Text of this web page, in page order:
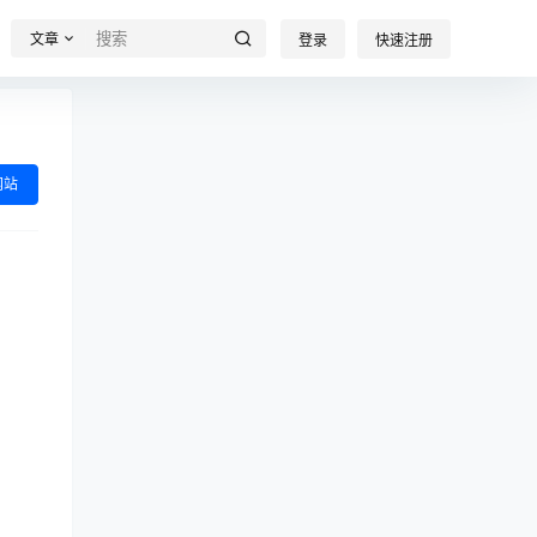
文章 登录 快速注册
站